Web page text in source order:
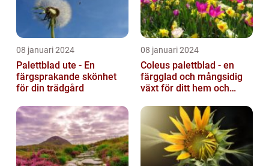
08 januari 2024
Palettblad ute - En
färgsprakande skönhet
för din trädgård
08 januari 2024
Coleus palettblad - en
färgglad och mångsidig
växt för ditt hem och